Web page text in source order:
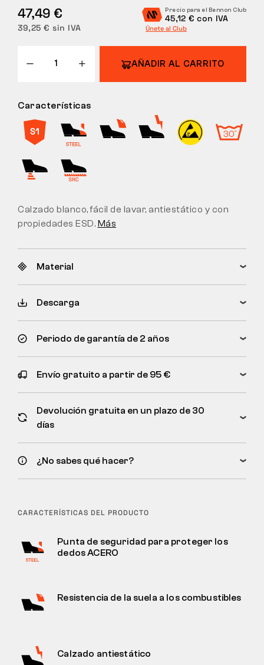
47,49 €
39,25 € sin IVA
Precio para el Bennon Club
45,12 € con IVA
Únete al Club
AÑADIR AL CARRITO
Características
Calzado blanco, fácil de lavar, antiestático y con
propiedades ESD. Más
Material
Descarga
Periodo de garantía de 2 años
Envío gratuito a partir de 95 €
Devolución gratuita en un plazo de 30
días
¿No sabes qué hacer?
CARACTERÍSTICAS DEL PRODUCTO
Punta de seguridad para proteger los
dedos ACERO
Resistencia de la suela a los combustibles
Calzado antiestático